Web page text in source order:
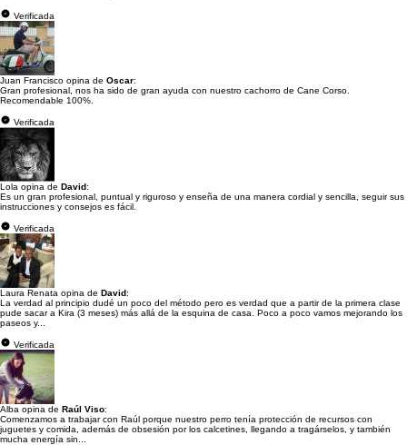
Verificada
Juan Francisco opina de Oscar:
Gran profesional, nos ha sido de gran ayuda con nuestro cachorro de Cane Corso.
Recomendable 100%.
Verificada
Lola opina de David:
Es un gran profesional, puntual y riguroso y enseña de una manera cordial y sencilla, seguir sus
instrucciones y consejos es fácil.
Verificada
Laura Renata opina de David:
La verdad al principio dudé un poco del método pero es verdad que a partir de la primera clase
pude sacar a Kira (3 meses) más allá de la esquina de casa. Poco a poco vamos mejorando los
paseos y...
Verificada
Alba opina de Raúl Viso:
Comenzamos a trabajar con Raúl porque nuestro perro tenía protección de recursos con
juguetes y comida, además de obsesión por los calcetines, llegando a tragárselos, y también
mucha energía sin...